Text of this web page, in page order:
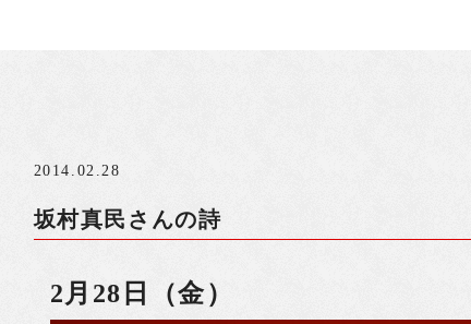
2014.02.28
坂村真民さんの詩
2月28日（金）